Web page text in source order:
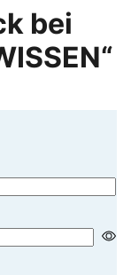
bei